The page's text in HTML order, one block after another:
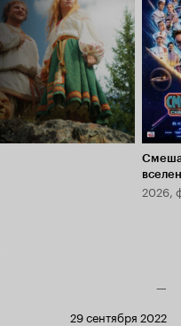
2026,
—
29 сентября 2022